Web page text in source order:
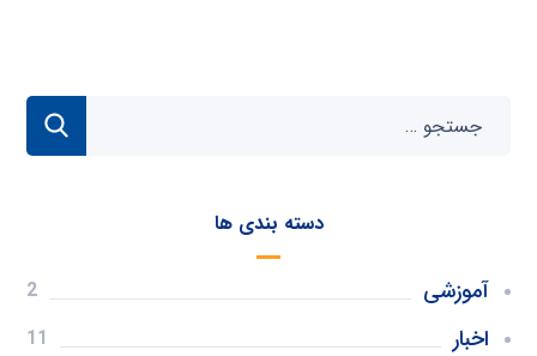
دسته بندی ها
آموزشی 2
اخبار 11